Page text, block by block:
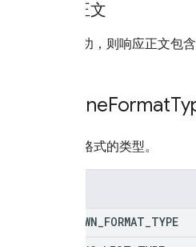
响应正文
如果成功，则响应正文包
PolylineFormat
多段线格式的类型。
UNKNOWN FORMAT TYPE